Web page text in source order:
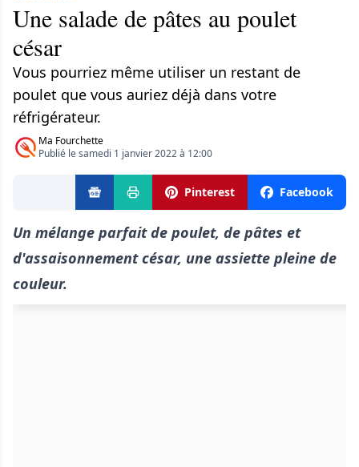
Une salade de pâtes au poulet
césar
Vous pourriez même utiliser un restant de
poulet que vous auriez déjà dans votre
réfrigérateur.
Ma Fourchette
Publié le samedi 1 janvier 2022 à 12:00
Pinterest Facebook
Un mélange parfait de poulet, de pâtes et
d'assaisonnement césar, une assiette pleine de
couleur.